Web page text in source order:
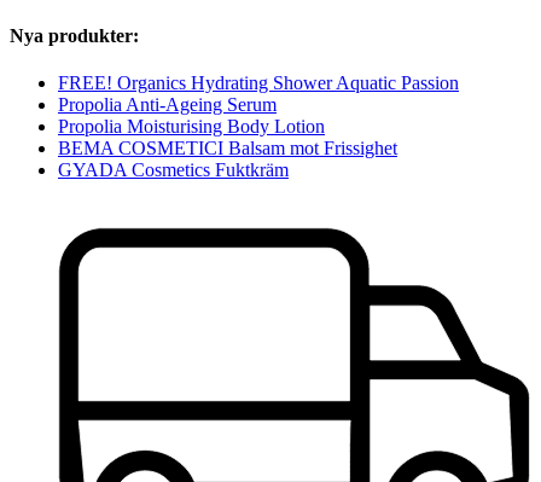
Nya produkter:
FREE! Organics Hydrating Shower Aquatic Passion
Propolia Anti-Ageing Serum
Propolia Moisturising Body Lotion
BEMA COSMETICI Balsam mot Frissighet
GYADA Cosmetics Fuktkräm